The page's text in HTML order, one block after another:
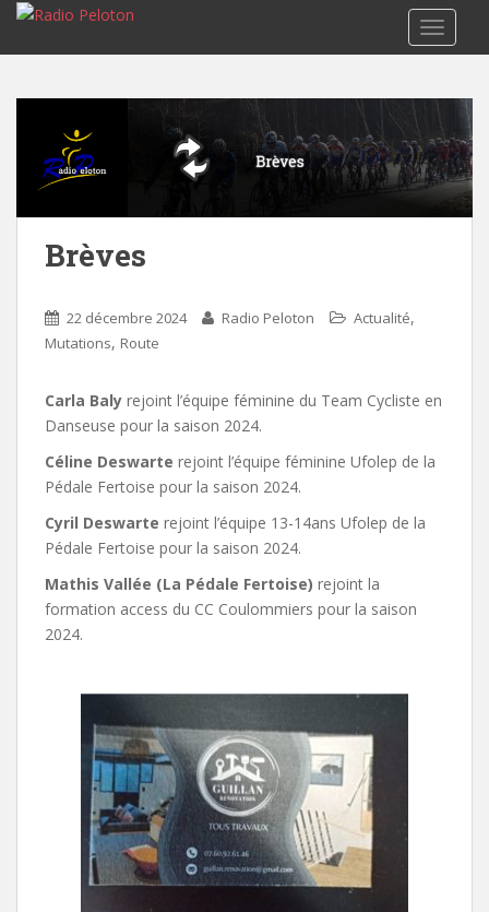
Brèves
22 décembre 2024 Radio Peloton Actualité,
Mutations, Route
Carla Baly rejoint l’équipe féminine du Team Cycliste en
Danseuse pour la saison 2024.
Céline Deswarte rejoint l’équipe féminine Ufolep de la
Pédale Fertoise pour la saison 2024.
Cyril Deswarte rejoint l’équipe 13-14ans Ufolep de la
Pédale Fertoise pour la saison 2024.
Mathis Vallée (La Pédale Fertoise) rejoint la
formation access du CC Coulommiers pour la saison
2024.